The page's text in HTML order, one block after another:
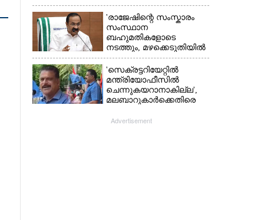
തമിഴ്‌നാട്
സർക്കാരിനെതിരെ കേരളം
'രാജേഷിന്റെ സംസ്കാരം
സംസ്ഥാന
ബഹുമതികളോടെ
നടത്തും, മഴക്കെടുതിയിൽ
നശിച്ച കടകൾക്കും
ധനസഹായം'
'സെക്രട്ടറിയേറ്റിൽ
മന്ത്രിയോഫീസിൽ
ചെന്നുകയറാനാകില്ല',
മലബാറുകാർക്കെതിരെ
പരാമർശവുമായി സിപിഎം
Advertisement